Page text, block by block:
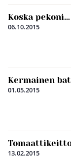
Koska pekoni…
06.10.2015
Kermainen
01.05.2015
13.02.2015